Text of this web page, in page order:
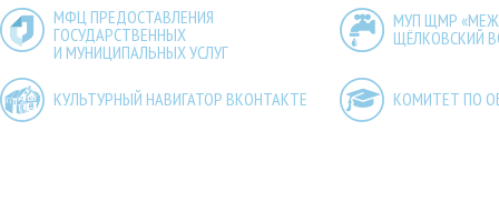
МФЦ ПРЕДОСТАВЛЕНИЯ
ГОСУДАРСТВЕННЫХ
И МУНИЦИПАЛЬНЫХ УСЛУГ
МУП ЩМР
ЩЁЛКОВСКИЙ
КУЛЬТУРНЫЙ НАВИГАТОР ВКОНТАКТЕ КОМИТЕТ ПО